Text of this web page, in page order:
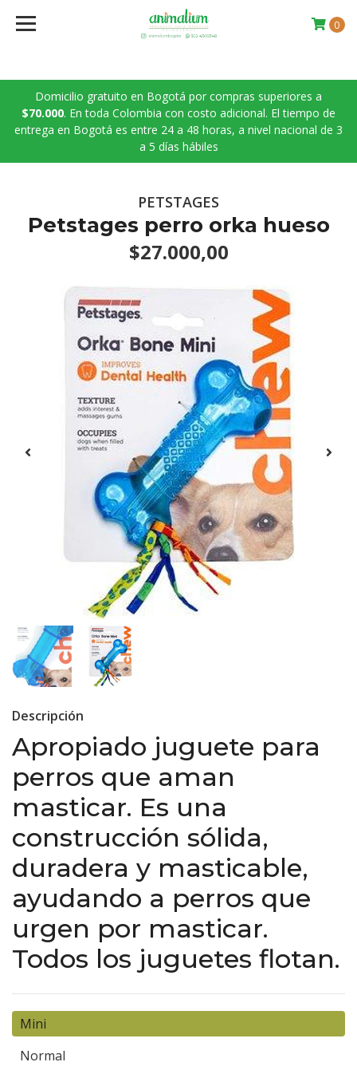
Domicilio gratuito en Bogotá por compras superiores a
$70.000. En toda Colombia con costo adicional. El tiempo de
entrega en Bogotá es entre 24 a 48 horas, a nivel nacional de 3
a 5 días hábiles
0
PETSTAGES
Petstages perro orka hueso
$27.000,00
Descripción
Apropiado juguete para
perros que aman
masticar. Es una
construcción sólida,
duradera y masticable,
ayudando a perros que
urgen por masticar.
Todos los juguetes flotan.
Mini
Normal